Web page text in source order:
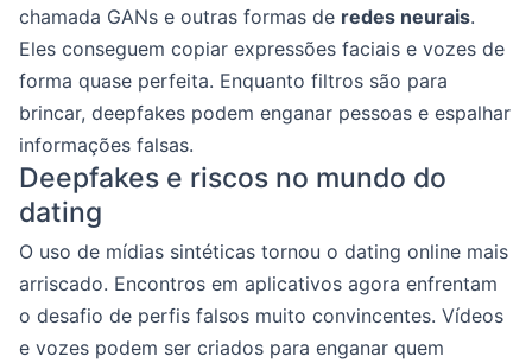
chamada GANs e outras formas de redes neurais.
Eles conseguem copiar expressões faciais e vozes de
forma quase perfeita. Enquanto filtros são para
brincar, deepfakes podem enganar pessoas e espalhar
informações falsas.
Deepfakes e riscos no mundo do
dating
O uso de mídias sintéticas tornou o dating online mais
arriscado. Encontros em aplicativos agora enfrentam
o desafio de perfis falsos muito convincentes. Vídeos
e vozes podem ser criados para enganar quem